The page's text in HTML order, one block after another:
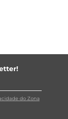
do Zona